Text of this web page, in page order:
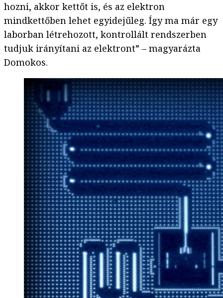
hozni, akkor kettőt is, és az elektron
mindkettőben lehet egyidejűleg. Így ma már egy
laborban létrehozott, kontrollált rendszerben
tudjuk irányítani az elektront” – magyarázta
Domokos.